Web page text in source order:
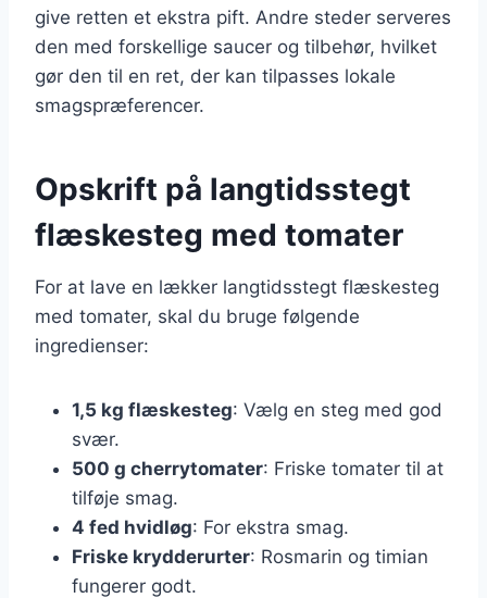
give retten et ekstra pift. Andre steder serveres
den med forskellige saucer og tilbehør, hvilket
gør den til en ret, der kan tilpasses lokale
smagspræferencer.
Opskrift på langtidsstegt
flæskesteg med tomater
For at lave en lækker langtidsstegt flæskesteg
med tomater, skal du bruge følgende
ingredienser:
1,5 kg flæskesteg: Vælg en steg med god
svær.
500 g cherrytomater: Friske tomater til at
tilføje smag.
4 fed hvidløg: For ekstra smag.
Friske krydderurter: Rosmarin og timian
fungerer godt.